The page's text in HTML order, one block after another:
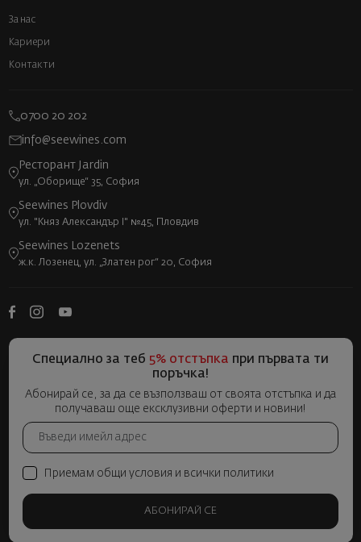
За нас
Кариери
Контакти
0700 20 202
info@seewines.com
Ресторант Jardin
ул. „Оборище“ 35, София
Seewines Plovdiv
ул. "Княз Александър I" №45, Пловдив
Seewines Lozenets
ж.к. Лозенец, ул. „Златен рог“ 20, София
Специално за теб 5% отстъпка при първата ти
поръчка!
Абонирай се, за да се възползваш от своята отстъпка и да
получаваш още ексклузивни оферти и новини!
Приемам общи условия и всички политики
АБОНИРАЙ СЕ